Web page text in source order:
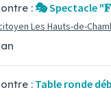
: 🎭 Spectacle
Les Hauts-de-
: Table ronde